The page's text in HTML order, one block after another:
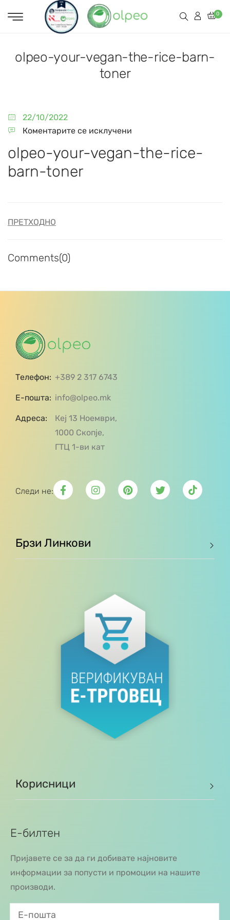
0
olpeo-your-vegan-the-rice-barn-
toner
22/10/2022
Коментарите се исклучени
olpeo-your-vegan-the-rice-
barn-toner
ПРЕТХОДНО
Comments(0)
Телефон: +389 2 317 6743
Е-пошта: info@olpeo.mk
Адреса:
Кеј 13 Ноември,
1000 Скопје,
ГТЦ 1-ви кат
Следи не:
Брзи Линкови
Корисници
Е-билтен
Пријавете се за да ги добивате најновите
информации за попусти и промоции на нашите
производи.